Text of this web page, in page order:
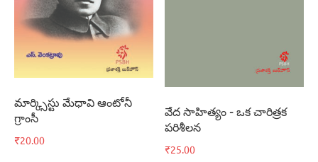
మార్క్సిస్టు మేధావి ఆంటోనీ
గ్రాంసీ
₹20.00
వేద సాహిత్యం – ఒక చారిత్రక
పరిశీలన
₹25.00